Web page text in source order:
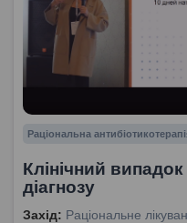
Раціональна
Клінічний
діагнозу
Захід: Раціональне